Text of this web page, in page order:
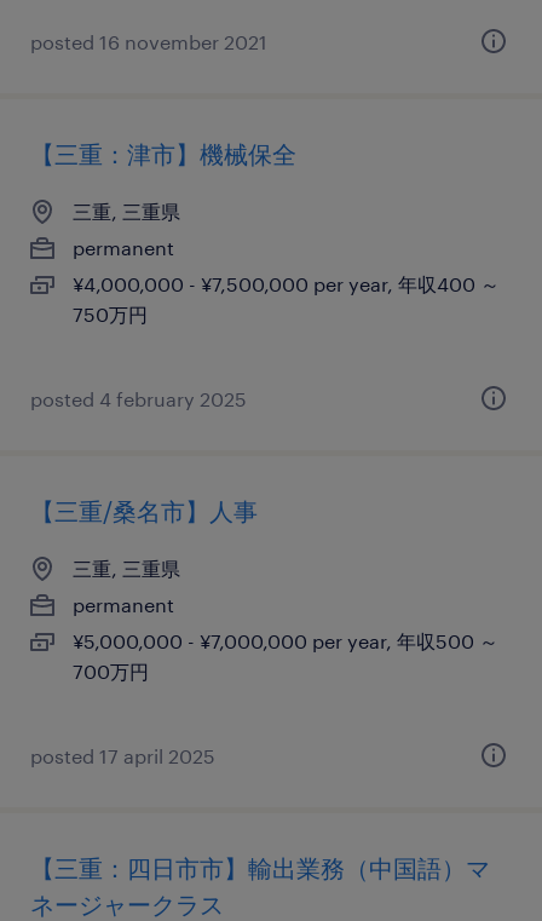
posted 16 november 2021
【三重：津市】機械保全
三重, 三重県
permanent
¥4,000,000 - ¥7,500,000 per year, 年収400 ～
750万円
posted 4 february 2025
【三重/桑名市】人事
三重, 三重県
permanent
¥5,000,000 - ¥7,000,000 per year, 年収500 ～
700万円
posted 17 april 2025
【三重：四日市市】輸出業務（中国語）マ
ネージャークラス